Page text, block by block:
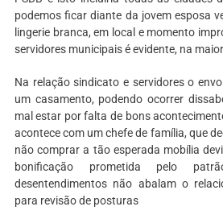
podemos ficar diante da jovem esposa
lingerie branca, em local e momento
servidores municipais é evidente, na
Na relação sindicato e servidores o
um casamento, podendo ocorrer
mal estar por falta de bons
acontece com um chefe de família, que
não comprar a tão esperada mobília
bonificação prometida pelo
desentendimentos não abalam o
para revisão de posturas